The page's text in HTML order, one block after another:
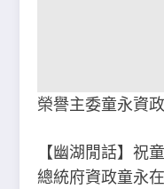
榮譽主委童永資
【幽湖閒話】祝
總統府資政童永